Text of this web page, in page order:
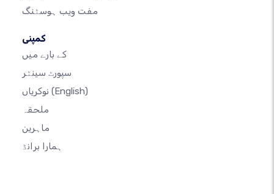
مفت ویب ہوسٹنگ
کمپنی
کے بارے میں
سپورٹ سینٹر
(English)
ملحقہ
ماہرین
ہمارا برانڈ